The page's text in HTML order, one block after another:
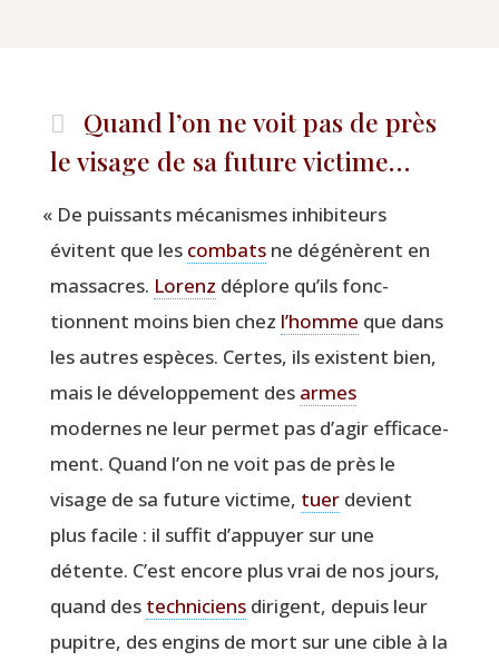
Quand l’on ne voit pas de près
le visage de sa future victime…
« De puis­sants méca­nismes inhi­bi­teurs
évitent que les com­batsne dégé­nèrent en
mas­sacres. Lorenz déplore qu’ils fonc­
tionnent moins bien chez l’homme que dans
les autres espèces. Certes, ils existent bien,
mais le déve­lop­pe­ment des armes
modernes ne leur per­met pas d’agir effi­ca­ce­
ment. Quand l’on ne voit pas de près le
visage de sa future vic­time, tuerdevient
plus facile : il suf­fit d’appuyer sur une
détente. C’est encore plus vrai de nos jours,
quand des tech­ni­ciensdirigent, depuis leur
pupitre, des engins de mort sur une cible à la